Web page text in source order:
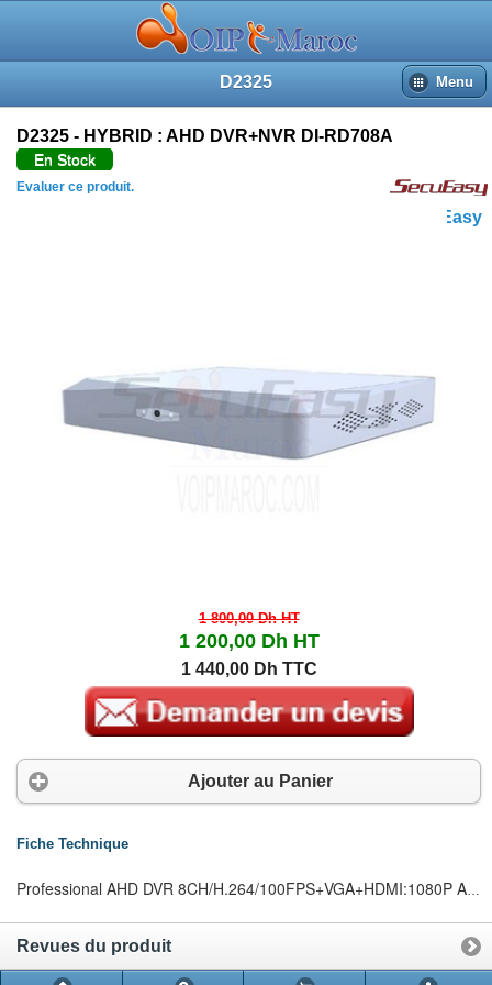
D2325 Menu
SecuEasy
D2325 - HYBRID : AHD DVR+NVR DI-RD708A
En Stock
Evaluer ce produit.
1 800,00 DhHT
1 200,00 Dh HT
1 440,00 Dh TTC
Ajouter au Panier
Fiche Technique
Revues du produit